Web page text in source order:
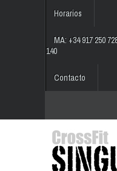
Horarios
MA: +34 917 250
140
Contacto